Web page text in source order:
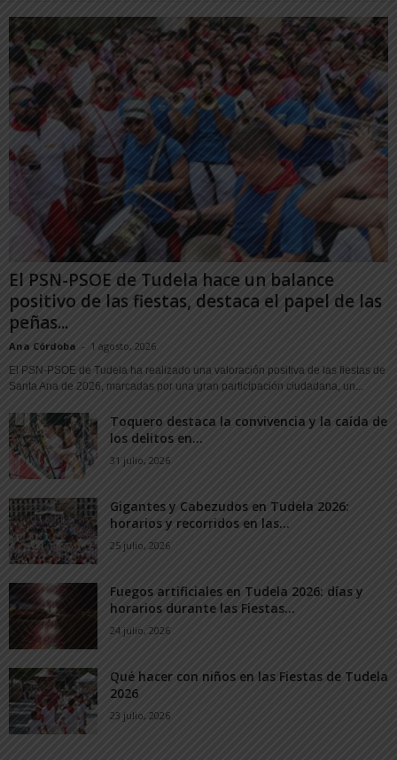
El PSN-PSOE de Tudela hace un balance
positivo de las fiestas, destaca el papel de las
peñas...
Ana Córdoba - 1 agosto, 2026
El PSN-PSOE de Tudela ha realizado una valoración positiva de las fiestas de
Santa Ana de 2026, marcadas por una gran participación ciudadana, un...
Toquero destaca la convivencia y la caída de
los delitos en...
31 julio, 2026
Gigantes y Cabezudos en Tudela 2026:
horarios y recorridos en las...
25 julio, 2026
Fuegos artificiales en Tudela 2026: días y
horarios durante las Fiestas...
24 julio, 2026
Qué hacer con niños en las Fiestas de Tudela
2026
23 julio, 2026